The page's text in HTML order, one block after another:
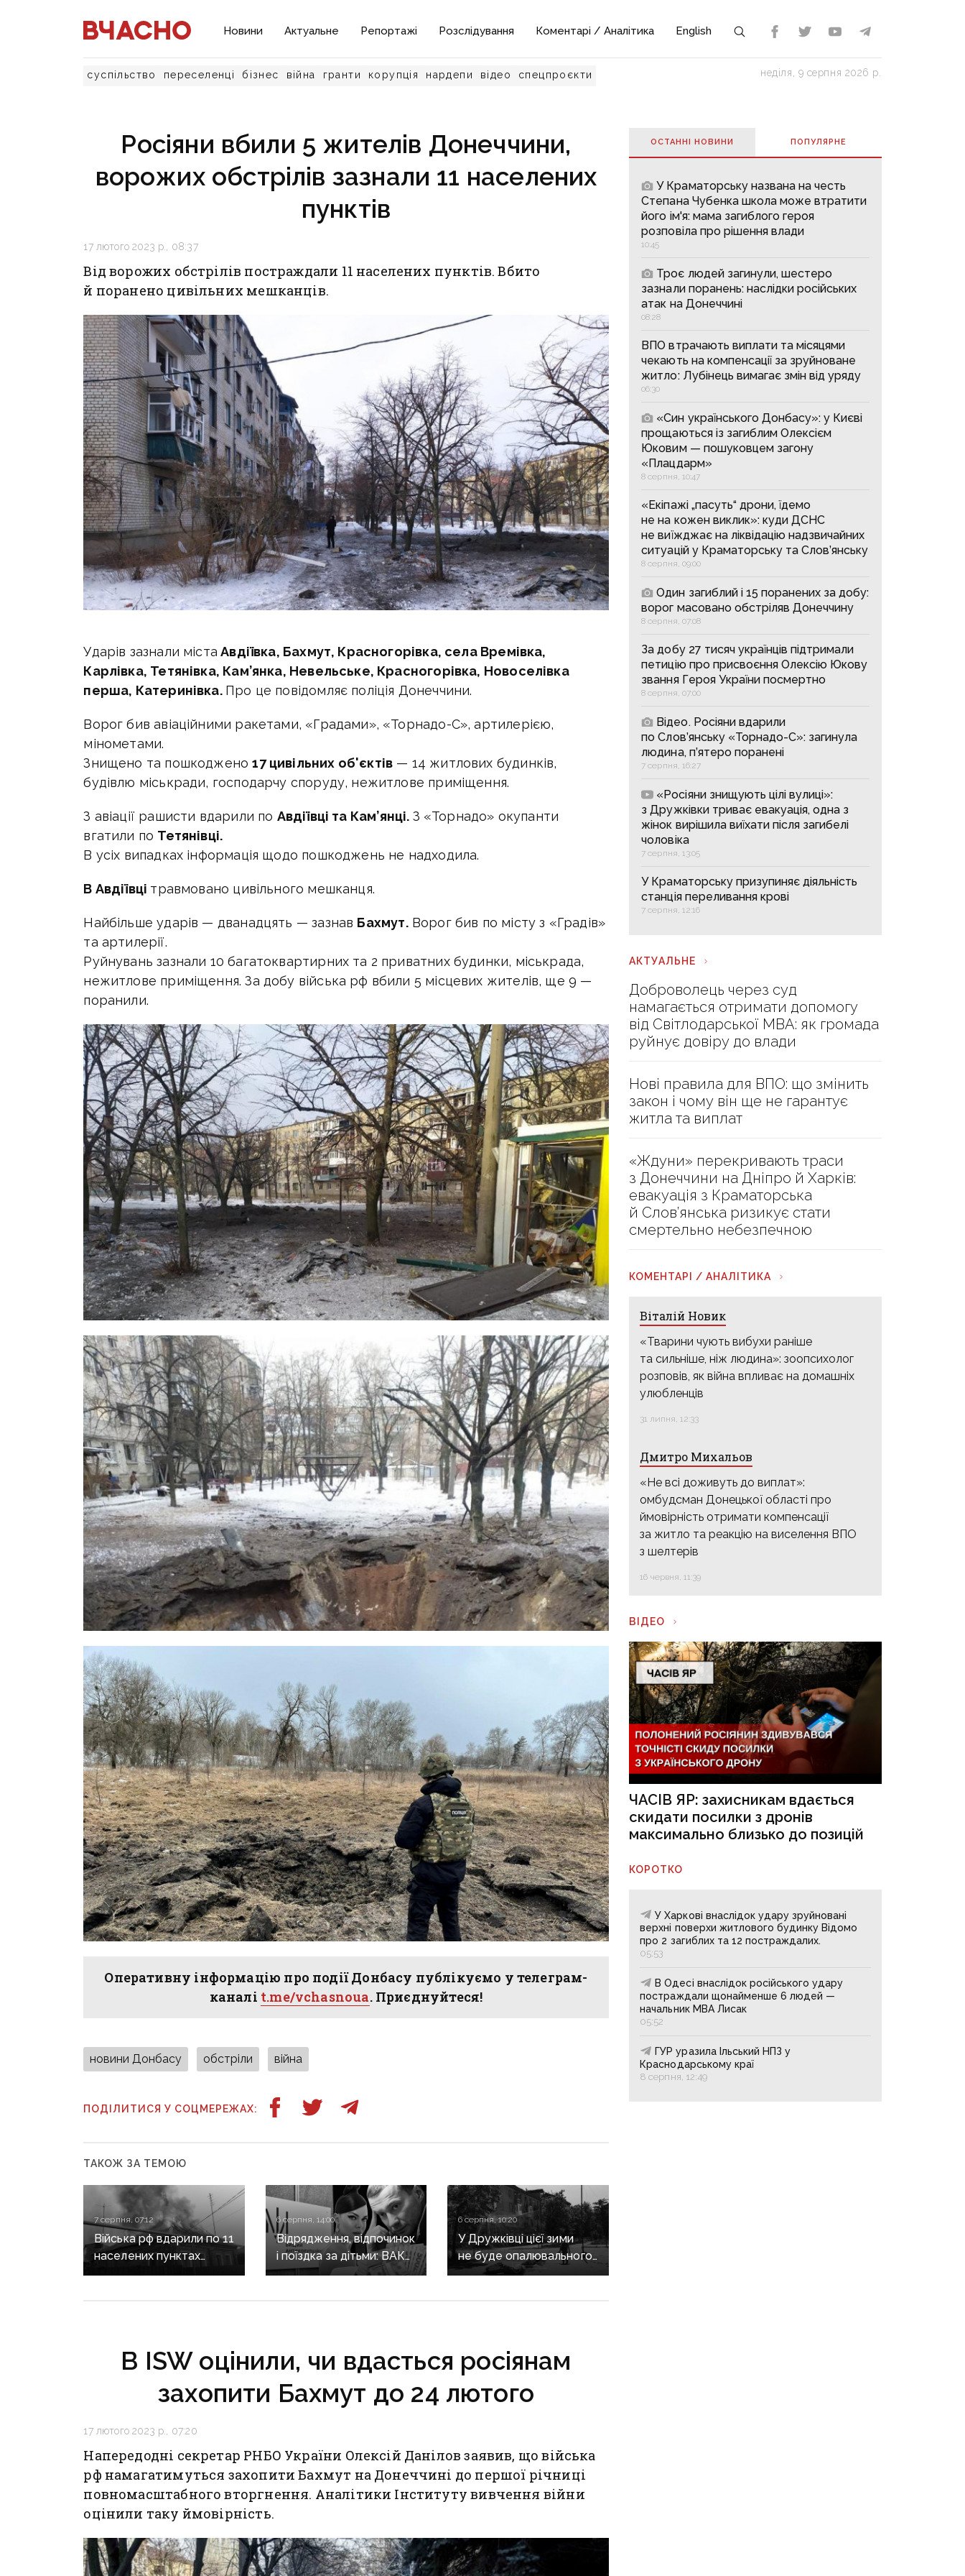
Новини Актуальне Репортажі Розслідування Коментарі / Аналітика English
суспільство переселенці бізнес війна гранти корупція нардепи відео спецпроєкти неділя, 9 серпня 2026 р.
Росіяни вбили 5 жителів Донеччини,
ворожих обстрілів зазнали 11 населених
пунктів
17 лютого 2023 р., 08:37
Від ворожих обстрілів постраждали 11 населених пунктів. Вбито
й поранено цивільних мешканців.
Ударів зазнали міста Авдіївка, Бахмут, Красногорівка, села Времівка,
Карлівка, Тетянівка, Кам’янка, Невельське, Красногорівка, Новоселівка
перша, Катеринівка. Про це повідомляє поліція Донеччини.
Ворог бив авіаційними ракетами, «Градами», «Торнадо-С», артилерією,
мінометами.
Знищено та пошкоджено17 цивільних об'єктів — 14 житлових будинків,
будівлю міськради, господарчу споруду, нежитлове приміщення.
З авіації рашисти вдарили по Авдіївці та Кам’янці. З «Торнадо» окупанти
вгатили по Тетянівці.
В усіх випадках інформація щодо пошкоджень не надходила.
В Авдіївці травмовано цивільного мешканця.
Найбільше ударів — дванадцять — зазнав Бахмут.Ворог бив по місту з «Градів»
та артилерії.
Руйнувань зазнали 10 багатоквартирних та 2 приватних будинки, міськрада,
нежитлове приміщення. За добу війська рф вбили 5 місцевих жителів, ще 9 —
поранили.
Оперативну інформацію про події Донбасу публікуємо у телеграм-
каналі t.me/vchasnoua. Приєднуйтеся!
новини Донбасу обстріли війна
ПОДІЛИТИСЯ У СОЦМЕРЕЖАХ:
ТАКОЖ ЗА ТЕМОЮ
7 серпня, 07:12
Війська рф вдарили по 11
населених пунктах
Донеччини: одна людина
6 серпня, 14:00
Відрядження, відпочинок
і поїздка за дітьми: ВАКС
знову відмовив
6 серпня, 10:20
У Дружківці цієї зими
не буде опалювального
сезону: фронт
В ISW оцінили, чи вдасться росіянам
захопити Бахмут до 24 лютого
17 лютого 2023 р., 07:20
Напередодні секретар РНБО України Олексій Данілов заявив, що війська
рф намагатимуться захопити Бахмут на Донеччині до першої річниці
повномасштабного вторгнення. Аналітики Інституту вивчення війни
оцінили таку ймовірність.
ОСТАННІ НОВИНИ ПОПУЛЯРНE
У Краматорську названа на честь
Степана Чубенка школа може втратити
його ім'я: мама загиблого героя
розповіла про рішення влади
10:45
Троє людей загинули, шестеро
зазнали поранень: наслідки російських
атак на Донеччині
08:28
ВПО втрачають виплати та місяцями
чекають на компенсації за зруйноване
житло: Лубінець вимагає змін від уряду
06:30
«Син українського Донбасу»: у Києві
прощаються із загиблим Олексієм
Юковим — пошуковцем загону
«Плацдарм»
8 серпня, 10:47
«Екіпажі „пасуть“ дрони, їдемо
не на кожен виклик»: куди ДСНС
не виїжджає на ліквідацію надзвичайних
ситуацій у Краматорську та Слов’янську
8 серпня, 09:00
Один загиблий і 15 поранених за добу:
ворог масовано обстріляв Донеччину
8 серпня, 07:08
За добу 27 тисяч українців підтримали
петицію про присвоєння Олексію Юкову
звання Героя України посмертно
8 серпня, 07:00
Відео. Росіяни вдарили
по Слов’янську «Торнадо-С»: загинула
людина, п’ятеро поранені
7 серпня, 16:27
«Росіяни знищують цілі вулиці»:
з Дружківки триває евакуація, одна з
жінок вирішила виїхати після загибелі
чоловіка
7 серпня, 13:05
У Краматорську призупиняє діяльність
станція переливання крові
7 серпня, 12:16
АКТУАЛЬНЕ
Доброволець через суд
намагається отримати допомогу
від Світлодарської МВА: як громада
руйнує довіру до влади
Нові правила для ВПО: що змінить
закон і чому він ще не гарантує
житла та виплат
«Ждуни» перекривають траси
з Донеччини на Дніпро й Харків:
евакуація з Краматорська
й Слов’янська ризикує стати
смертельно небезпечною
КОМЕНТАРІ / АНАЛІТИКА
Віталій Новик
«Тварини чують вибухи раніше
та сильніше, ніж людина»: зоопсихолог
розповів, як війна впливає на домашніх
улюбленців
31 липня, 12:33
Дмитро Михальов
«Не всі доживуть до виплат»:
омбудсман Донецької області про
ймовірність отримати компенсації
за житло та реакцію на виселення ВПО
з шелтерів
16 червня, 11:39
ВІДЕО
ЧАСІВ ЯР: захисникам вдається
скидати посилки з дронів
максимально близько до позицій
КОРОТКО
У Харкові внаслідок удару зруйновані
верхні поверхи житлового будинку Відомо
про 2 загиблих та 12 постраждалих.
05:53
В Одесі внаслідок російського удару
постраждали щонайменше 6 людей —
начальник МВА Лисак
05:52
ГУР уразила Ільський НПЗ у
Краснодарському краї
8 серпня, 12:49